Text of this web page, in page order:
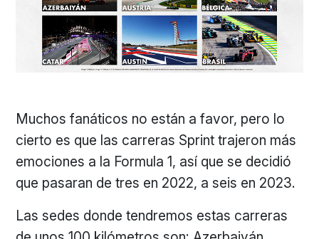
Muchos fanáticos no están a favor, pero lo
cierto es que las carreras Sprint trajeron más
emociones a la Formula 1, así que se decidió
que pasaran de tres en 2022, a seis en 2023.
Las sedes donde tendremos estas carreras